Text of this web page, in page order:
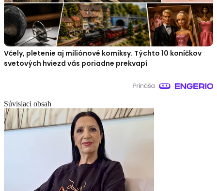
Včely, pletenie aj miliónové komiksy. Týchto 10 koníčkov
svetových hviezd vás poriadne prekvapí
Súvisiaci obsah